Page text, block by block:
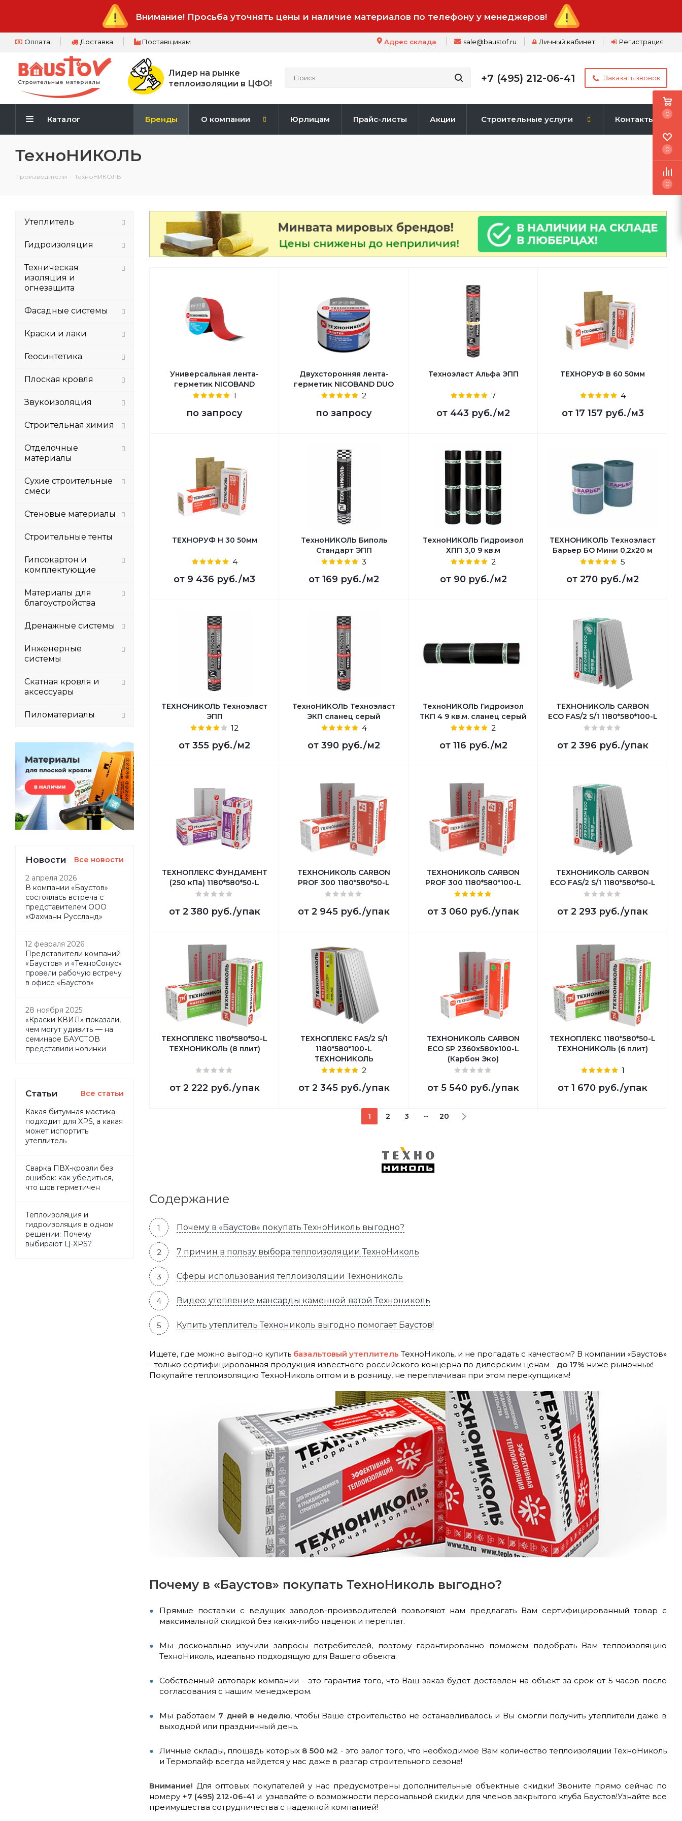
Внимание! Просьба уточнять цены и наличие материалов по телефону у менеджеров!
Оплата Доставка Поставщикам Регистрация
Личный кабинет
sale@baustof.ru
Адрес склада
Лидер на рынке
теплоизоляции в ЦФО!
+7 (495) 212-06-41 Заказать звонок
Каталог Бренды О компании Юрлицам Прайс-листы Акции Строительные услуги Контакты
ТехноНИКОЛЬ
Производители - ТехноНИКОЛЬ
Универсальная лента-
герметик NICOBAND
1
по запросу
Двухсторонняя лента-
герметик NICOBAND DUO
2
по запросу
Техноэласт Альфа ЭПП
7
от 443 руб./м2
ТЕХНОРУФ В 60 50мм
4
от 17 157 руб./м3
ТЕХНОРУФ Н 30 50мм
4
от 9 436 руб./м3
ТехноНИКОЛЬ Биполь
Стандарт ЭПП
3
от 169 руб./м2
ТехноНИКОЛЬ Гидроизол
ХПП 3,0 9 кв.м
2
от 90 руб./м2
ТЕХНОНИКОЛЬ Техноэласт
Барьер БО Мини 0,2х20 м
5
от 270 руб./м2
ТЕХНОНИКОЛЬ Техноэласт
ЭПП
12
от 355 руб./м2
ТехноНИКОЛЬ Техноэласт
ЭКП сланец серый
4
от 390 руб./м2
ТехноНИКОЛЬ Гидроизол
ТКП 4 9 кв.м. сланец серый
2
от 116 руб./м2
ТЕХНОНИКОЛЬ CARBON
ECO FAS/2 S/1 1180*580*100-L
от 2 396 руб./упак
ТЕХНОПЛЕКС ФУНДАМЕНТ
(250 кПа) 1180*580*50-L
от 2 380 руб./упак
ТЕХНОНИКОЛЬ CARBON
PROF 300 1180*580*50-L
от 2 945 руб./упак
ТЕХНОНИКОЛЬ CARBON
PROF 300 1180*580*100-L
от 3 060 руб./упак
ТЕХНОНИКОЛЬ CARBON
ECO FAS/2 S/1 1180*580*50-L
от 2 293 руб./упак
ТЕХНОПЛЕКС 1180*580*50-L
ТЕХНОНИКОЛЬ (8 плит)
от 2 222 руб./упак
ТЕХНОПЛЕКС FAS/2 S/1
1180*580*100-L
ТЕХНОНИКОЛЬ
2
от 2 345 руб./упак
ТЕХНОНИКОЛЬ CARBON
ECO SP 2360х580х100-L
(Карбон Эко)
от 5 540 руб./упак
ТЕХНОПЛЕКС 1180*580*50-L
ТЕХНОНИКОЛЬ (6 плит)
1
от 1 670 руб./упак
1 2 3 20
Содержание
Почему в «Баустов» покупать ТехноНиколь выгодно?
7 причин в пользу выбора теплоизоляции ТехноНиколь
Сферы использования теплоизоляции Технониколь
Видео: утепление мансарды каменной ватой Технониколь
Купить утеплитель Технониколь выгодно помогает Баустов!
Ищете, где можно выгодно купить базальтовый утеплитель ТехноНиколь, и не прогадать с качеством? В компании «Баустов»
- только сертифицированная продукция известного российского концерна по дилерским ценам - до 17% ниже рыночных!
Покупайте теплоизоляцию ТехноНиколь оптом и в розницу, не переплачивая при этом перекупщикам!
Почему в «Баустов» покупать ТехноНиколь выгодно?
Прямые поставки с ведущих заводов-производителей позволяют нам предлагать Вам сертифицированный товар с
максимальной скидкой без каких-либо наценок и переплат.
Мы досконально изучили запросы потребителей, поэтому гарантированно поможем подобрать Вам теплоизоляцию
ТехноНиколь, идеально подходящую для Вашего объекта.
Собственный автопарк компании - это гарантия того, что Ваш заказ будет доставлен на объект за срок от 5 часов после
согласования с нашим менеджером.
Мы работаем 7 дней в неделю, чтобы Ваше строительство не останавливалось и Вы смогли получить утеплители даже в
выходной или праздничный день.
Личные склады, площадь которых 8 500 м2 - это залог того, что необходимое Вам количество теплоизоляции ТехноНиколь
и Термолайф всегда найдется у нас даже в разгар строительного сезона!
Внимание! Для оптовых покупателей у нас предусмотрены дополнительные объектные скидки! Звоните прямо сейчас по
номеру +7 (495) 212-06-41 и узнавайте о возможности персональной скидки для членов закрытого клуба Баустов!Узнайте все
преимущества сотрудничества с надежной компанией!
Утеплитель
Гидроизоляция
Техническая
изоляция и
огнезащита
Фасадные системы
Краски и лаки
Геосинтетика
Плоская кровля
Звукоизоляция
Строительная химия
Отделочные
материалы
Сухие строительные
смеси
Стеновые материалы
Строительные тенты
Гипсокартон и
комплектующие
Материалы для
благоустройства
Дренажные системы
Инженерные
системы
Скатная кровля и
аксессуары
Пиломатериалы
Новости Все новости
2 апреля 2026
В компании «Баустов»
состоялась встреча с
представителем ООО
«Фахманн Руссланд»
12 февраля 2026
Представители компаний
«Баустов» и «ТехноСонус»
провели рабочую встречу
в офисе «Баустов»
28 ноября 2025
«Краски КВИЛ» показали,
чем могут удивить — на
семинаре БАУСТОВ
представили новинки
Статьи Все статьи
Какая битумная мастика
подходит для XPS, а какая
может испортить
утеплитель
Сварка ПВХ-кровли без
ошибок: как убедиться,
что шов герметичен
Теплоизоляция и
гидроизоляция в одном
решении: Почему
выбирают Ц-XPS?
0
0
0